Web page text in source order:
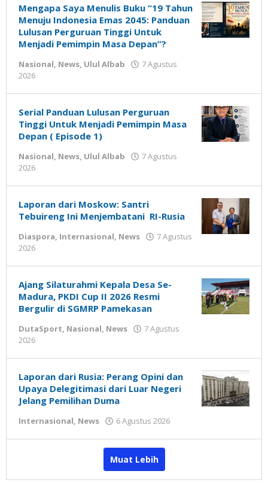
Mengapa Saya Menulis Buku “19 Tahun
Menuju Indonesia Emas 2045: Panduan
Lulusan Perguruan Tinggi Untuk
Menjadi Pemimpin Masa Depan”?
Nasional, News, Ulul Albab
7 Agustus
2026
Susanto
Serial Panduan Lulusan Perguruan
Tinggi Untuk Menjadi Pemimpin Masa
Depan ( Episode 1)
Nasional, News, Ulul Albab
7 Agustus
2026
Susanto
Laporan dari Moskow: Santri
Tebuireng Ini Menjembatani RI-Rusia
Diaspora, Internasional, News
7 Agustus
2026
Susanto
Ajang Silaturahmi Kepala Desa Se-
Madura, PKDI Cup II 2026 Resmi
Bergulir di SGMRP Pamekasan
DutaSport, Nasional, News
7 Agustus
2026
Susanto
Laporan dari Rusia: Perang Opini dan
Upaya Delegitimasi dari Luar Negeri
Jelang Pemilihan Duma
Internasional, News 6 Agustus 2026
Susanto
Muat Lebih